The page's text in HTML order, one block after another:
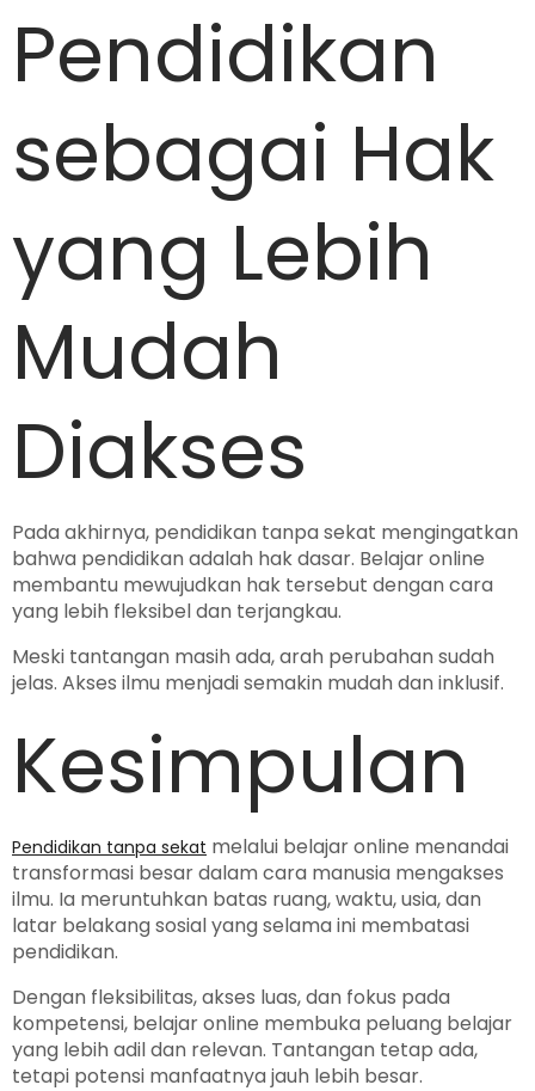
Pendidikan
sebagai Hak
yang Lebih
Mudah
Diakses
Pada akhirnya, pendidikan tanpa sekat mengingatkan
bahwa pendidikan adalah hak dasar. Belajar online
membantu mewujudkan hak tersebut dengan cara
yang lebih fleksibel dan terjangkau.
Meski tantangan masih ada, arah perubahan sudah
jelas. Akses ilmu menjadi semakin mudah dan inklusif.
Kesimpulan
Pendidikan tanpa sekat melalui belajar online menandai
transformasi besar dalam cara manusia mengakses
ilmu. Ia meruntuhkan batas ruang, waktu, usia, dan
latar belakang sosial yang selama ini membatasi
pendidikan.
Dengan fleksibilitas, akses luas, dan fokus pada
kompetensi, belajar online membuka peluang belajar
yang lebih adil dan relevan. Tantangan tetap ada,
tetapi potensi manfaatnya jauh lebih besar.